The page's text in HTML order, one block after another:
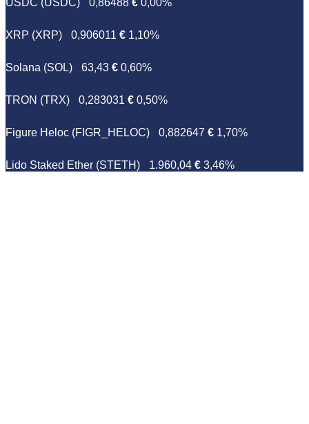
XRP (XRP) 0,906011 € 1,10%
Solana (SOL) 63,43 € 0,60%
TRON (TRX) 0,283031 € 0,50%
Figure Heloc (FIGR_HELOC) 0,882647 € 1,70%
Lido Staked Ether (STETH) 1.960,04 € 3,46%